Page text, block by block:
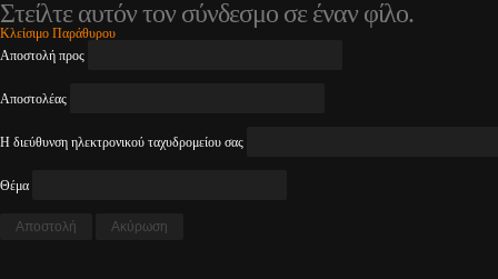
Στείλτε αυτόν τον σύνδεσμο σε έναν φίλο.
Κλείσιμο Παράθυρου
Αποστολή προς
Αποστολέας
Η διεύθυνση ηλεκτρονικού ταχυδρομείου σας
Θέμα
Αποστολή Ακύρωση